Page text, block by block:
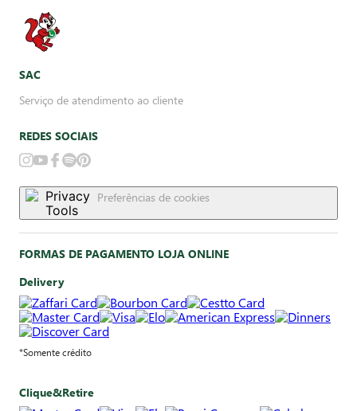
SAC
Serviço de atendimento ao cliente
REDES SOCIAIS
Preferências de cookies
FORMAS DE PAGAMENTO LOJA ONLINE
Delivery
*Somente crédito
Clique&Retire